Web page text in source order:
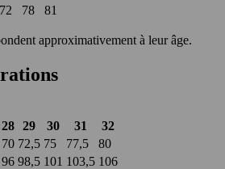
72 78 81
approximativement à leur âge.
28 29 30 31
32
70 72,5 75 77,5
80
96 98,5 101 103,5 106